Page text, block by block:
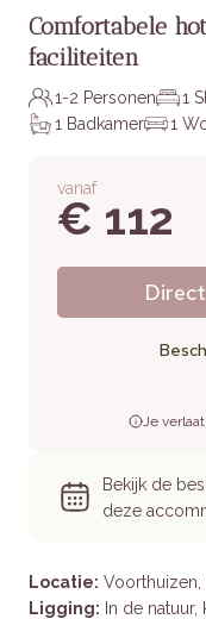
Comfortabele
faciliteiten
1-2 Personen
1
1 Badkamer
1
Locatie: Voorthuizen,
Ligging: In de
vanaf
€ 112
Je
Bekijk de
deze